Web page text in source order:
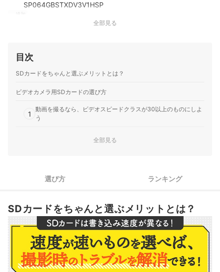
SP064GBSTXDV3V1HSP
以下の商品をランキングに追加しました。
い｜パイオニアの「microSDメモリーカード CD-MSD64G-
microSDカードです。高耐久3D NAND型フラッシュメモリ
ーを採用し、繰り返しの書き込みにも強い耐久性を実現して
全部見る
目次
SDカードをちゃんと選ぶメリットとは？
ビデオカメラ用SDカードの選び方
1
動画を撮るなら、ビデオスピードクラスが30以上のものにしよ
う
ビデオカメラの撮影には64GB以上がおすすめ
売れ筋の人気ビデオカメラ用SDカード全30商品を徹底比較！
全部見る
選び方 ランキング
SDカードをちゃんと選ぶメリットとは？